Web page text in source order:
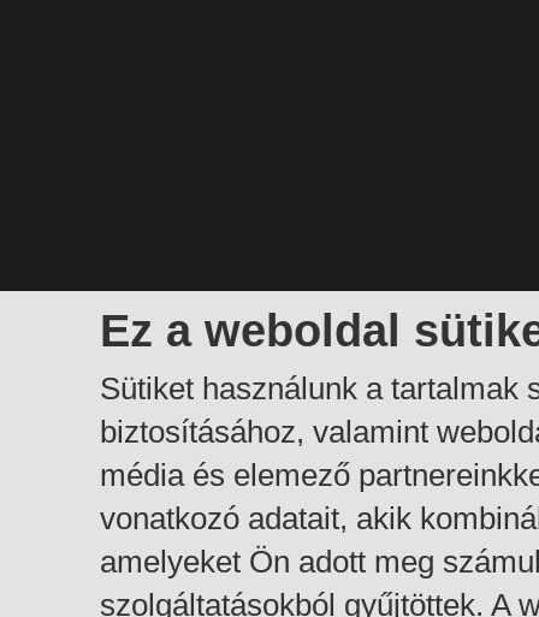
Ez a weboldal
Sütiket használunk a tartalmak
biztosításához, valamint
média és elemező
vonatkozó adatait, akik
amelyeket Ön adott meg
szolgáltatásokból gyűjtöttek. A